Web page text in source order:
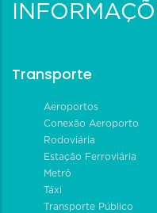
Transporte
Aeroportos
Conexão Aeroporto
Rodoviária
Estação Ferroviária
Metrô
Táxi
Transporte Público